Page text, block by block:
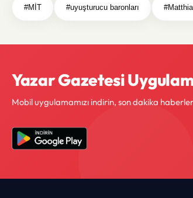
#MİT #uyuşturucu baronları
Yazar Gazetesi
Mobil uygulamamızı indirin, son dakika